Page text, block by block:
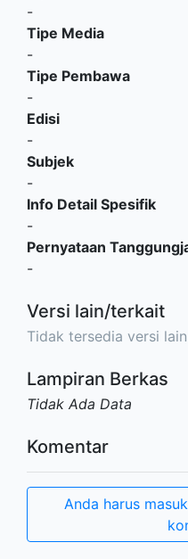
-
Tipe Media
-
Tipe Pembawa
-
Edisi
-
Subjek
-
Info Detail Spesifik
-
Pernyataan
-
Versi lain/terkait
Tidak tersedia versi lain
Lampiran Berkas
Tidak Ada Data
Komentar
Anda harus